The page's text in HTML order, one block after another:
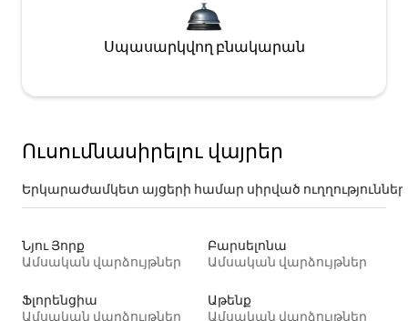
Սպասարկվող բնակարան
Ուսումնասիրելու վայրեր
Երկարաժամկետ այցերի համար սիրված ուղղություններ
Նյու Յորք
Ամսական վարձույթներ
Բարսելոնա
Ամսական վարձույթներ
Ֆլորենցիա
Ամսական վարձույթներ
Աթենք
Ամսական վարձույթներ